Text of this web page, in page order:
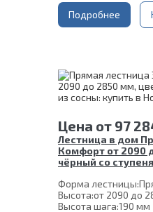
Угол наклона:39°
Ширина марша:
Глубина ступени:
Цвет каркаса:
Срок гарантии (на
Подробнее
Цена от 97
Лестница в дом
Комфорт от 2090
чёрный со
Форма лестницы:
Высота:от 2090 до
Высота шага:190 мм